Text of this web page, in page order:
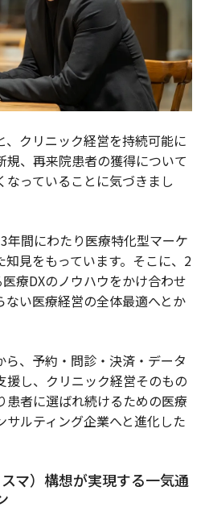
、クリニック経営を持続可能に
規、再来院患者の獲得について
っていることに気づきまし
間にわたり医療特化型マーケ
見をもっています。そこに、2
療DXのノウハウをかけ合わせ
ない医療経営の全体最適へとか
、予約・問診・決済・データ
援し、クリニック経営そのもの
患者に選ばれ続けるための医療
ルティング企業へと進化した
マ）構想が実現する一気通